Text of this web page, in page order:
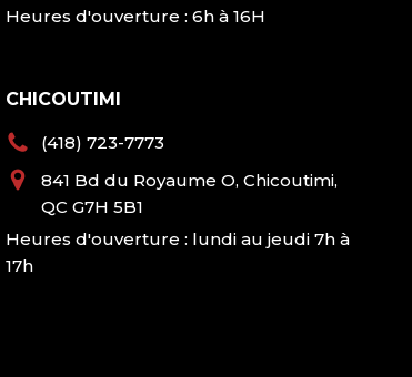
Heures d'ouverture : 6h à 16H
CHICOUTIMI
(418) 723-7773
841 Bd du Royaume O, Chicoutimi,
QC G7H 5B1
Heures d'ouverture : lundi au jeudi 7h à
17h